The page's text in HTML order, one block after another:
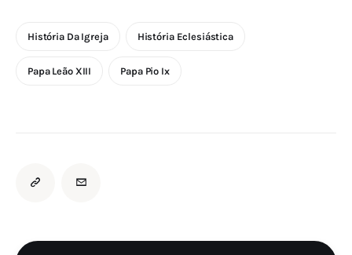
História Da Igreja História Eclesiástica
Papa Leão XIII Papa Pio Ix